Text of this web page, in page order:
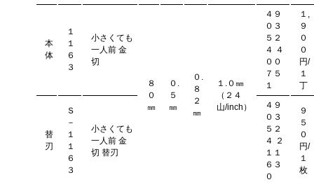
本
体
１
１
６
３
小さくても
一人前 金
切
８
０
㎜
０.
５
㎜
０.
８
２
㎜
１.０㎜
（２４
山/inch）
４９
０３
５２
４ ４
００
７５
１
１,
９
０
０
円/
１
丁
替
刃
Ｓ
－
１
１
６
３
小さくても
一人前 金
切 替刃
４９
０３
５２
４ ２
１１
６３
０
９
５
０
円/
１
枚